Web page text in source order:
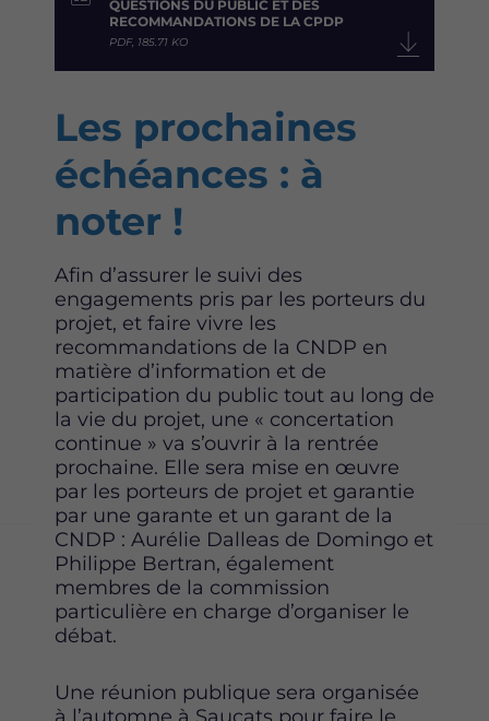
QUESTIONS DU PUBLIC ET DES
RECOMMANDATIONS DE LA CPDP
PDF, 185.71 KO
Les prochaines
échéances : à
noter !
Afin d’assurer le suivi des
engagements pris par les porteurs du
projet, et faire vivre les
recommandations de la CNDP en
matière d’information et de
participation du public tout au long de
la vie du projet, une « concertation
continue » va s’ouvrir à la rentrée
prochaine. Elle sera mise en œuvre
par les porteurs de projet et garantie
par une garante et un garant de la
CNDP : Aurélie Dalleas de Domingo et
Philippe Bertran, également
membres de la commission
particulière en charge d’organiser le
débat.
Une réunion publique sera organisée